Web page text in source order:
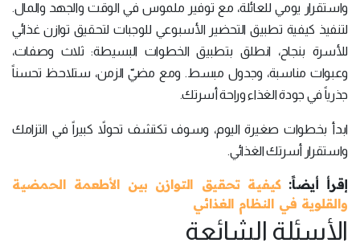
واستقرار يومي للعائلة، مع توفير ملموس في الوقت والجهد والمال.
لتنفيذ كيفية تطبيق التحضير الأسبوعي للوجبات لتحقيق توازن غذائي
للأسرة بنجاح، انطلق بتطبيق الخطوات البسيطة: ثلاث وصفات،
وعبوات مناسبة، وجدول مبسط. ومع مضيّ الزمن، ستلاحظ تحسناً
جذرياً في جودة الغذاء وراحة أسرتك.
​ابدأ بخطوات صغيرة اليوم، وسوف تكتشف تحولاً كبيراً في التزامك
واستقرار أسرتك الغذائي.
إقرأ أيضاً:كيفية تحقيق التوازن بين الأطعمة الحمضية
والقلوية في النظام الغذائي
الأسئلة الشائعة